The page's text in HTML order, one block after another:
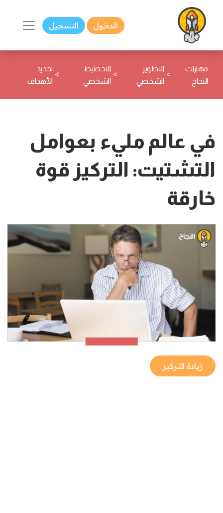
الدخول التسجيل
مهارات
النجاح
>
التطوير
الشخصي
>
التخطيط
الشخصي
>
تحديد
الأهداف
في عالم مليء بعوامل
التشتيت: التركيز قوة
خارقة
زيادة التركيز